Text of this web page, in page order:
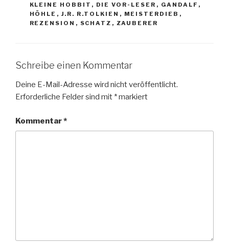
KLEINE HOBBIT , DIE VOR-LESER , GANDALF ,
HÖHLE , J.R. R.TOLKIEN , MEISTERDIEB ,
REZENSION , SCHATZ , ZAUBERER
Schreibe einen Kommentar
Deine E-Mail-Adresse wird nicht veröffentlicht.
Erforderliche Felder sind mit *markiert
Kommentar*